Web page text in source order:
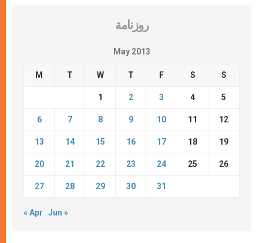
روزنامة
May 2013
M T W T F S S
1 2 3 4 5
6 7 8 9 10 11 12
13 14 15 16 17 18 19
20 21 22 23 24 25 26
27 28 29 30 31
« Apr Jun »